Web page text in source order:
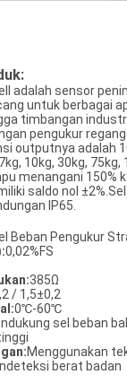
adalah sensor
untuk berbagai
timbangan
pengukur
outputnya adalah
10kg, 30kg, 75kg,
menangani 150%
saldo nol
IP65.
Beban Pengukur
0,02%FS
385Ω
/ 1,5±0,2
0℃-60℃
sel beban
Menggunakan
berat badan